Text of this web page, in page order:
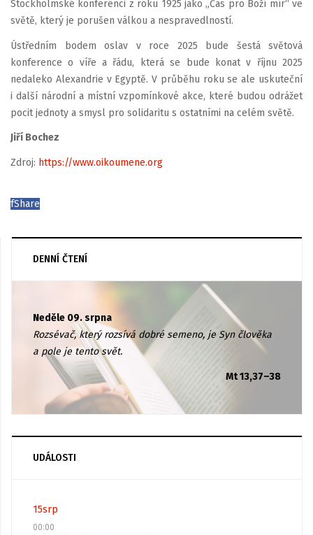
Stockholmské konferenci z roku 1925 jako „Čas pro Boží mír“ ve
světě, který je porušen válkou a nespravedlností.
Ústředním bodem oslav v roce 2025 bude šestá světová
konference o víře a řádu, která se bude konat v říjnu 2025
nedaleko Alexandrie v Egyptě. V průběhu roku se ale uskuteční
i další národní a místní vzpomínkové akce, které budou odrážet
pocit jednoty a smysl pro solidaritu s ostatními na celém světě.
Jiří Bochez
Zdroj: https://www.oikoumene.org
fShare
DENNÍ ČTENÍ
Neděle 09. srpna
Rozsévač, který rozsívá dobré semeno, je Syn člověka
a pole je tento svět.
Mt 13,37–38
UDÁLOSTI
15srp
00:00